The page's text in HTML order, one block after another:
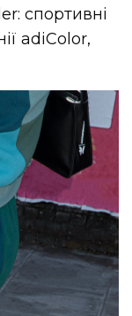
спортивні
adiColor,